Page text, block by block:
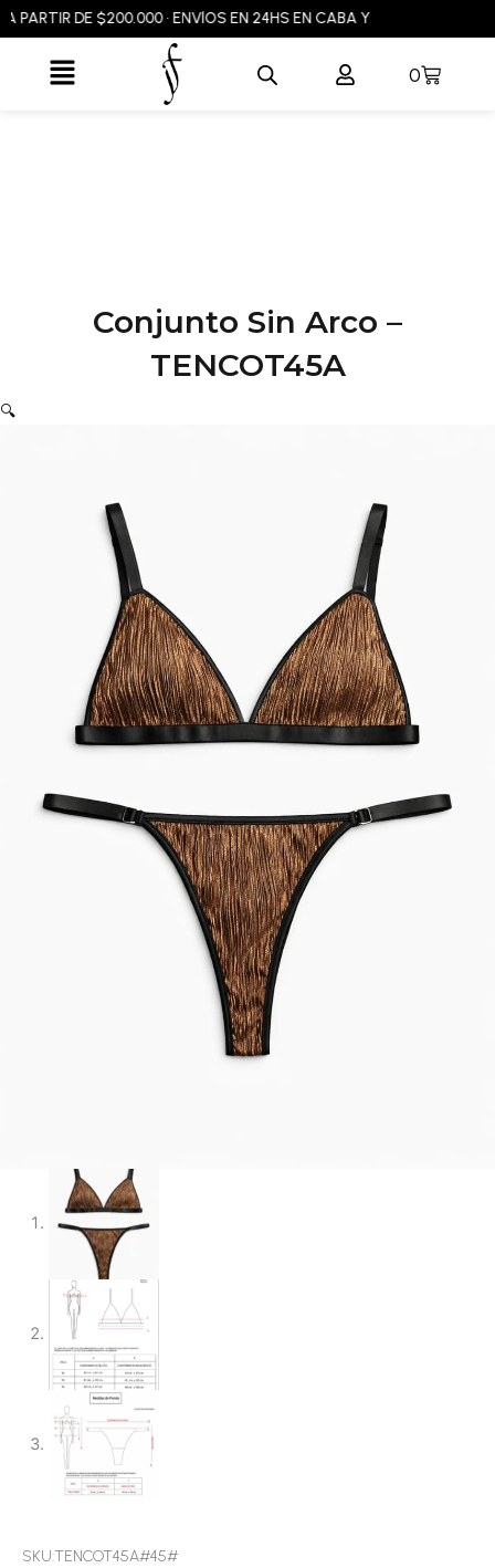
al
contenido
DE $200.000 • ENVÍOS EN 24HS EN CABA Y GBA • ENVÍOS A
Flyout
0
Carrito
Conjunto Sin Arco –
TENCOT45A
🔍
SKU:TENCOT45A#45#